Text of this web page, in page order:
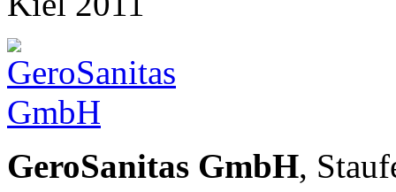
GeroSanitas GmbH,